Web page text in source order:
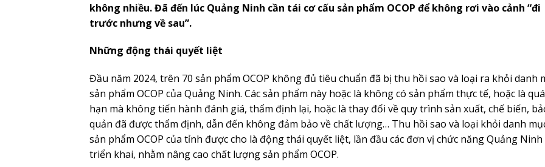
không nhiều. Đã đến lúc Quảng Ninh cần tái cơ cấu sản phẩm OCOP để không rơi vào cảnh “đi
trước nhưng về sau”.
Những động thái quyết liệt
Đầu năm 2024, trên 70 sản phẩm OCOP không đủ tiêu chuẩn đã bị thu hồi sao và loại ra khỏi danh
sản phẩm OCOP của Quảng Ninh. Các sản phẩm này hoặc là không có sản phẩm thực tế, hoặc là quá
hạn mà không tiến hành đánh giá, thẩm định lại, hoặc là thay đổi về quy trình sản xuất, chế biến,
quản đã được thẩm định, dẫn đến không đảm bảo về chất lượng… Thu hồi sao và loại khỏi danh
sản phẩm OCOP của tỉnh được cho là động thái quyết liệt, lần đầu các đơn vị chức năng Quảng Ninh
triển khai, nhằm nâng cao chất lượng sản phẩm OCOP.